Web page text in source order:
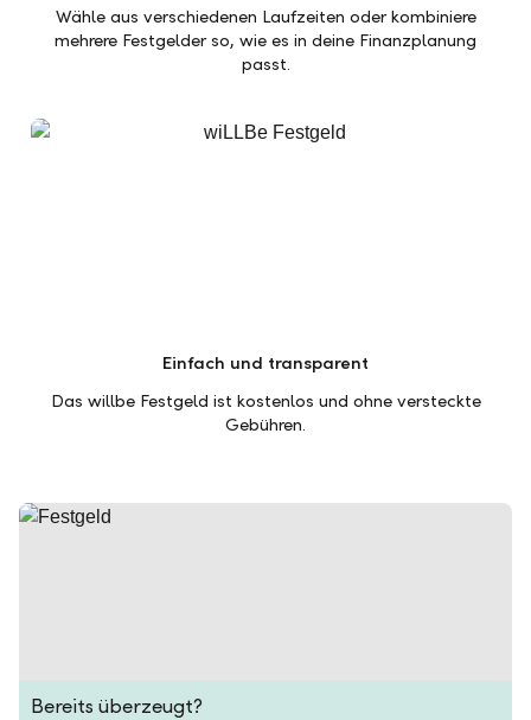
Wähle aus verschiedenen Laufzeiten oder kombiniere
mehrere Festgelder so, wie es in deine Finanzplanung
passt.
Einfach und transparent
Das willbe Festgeld ist kostenlos und ohne versteckte
Gebühren.
Bereits überzeugt?